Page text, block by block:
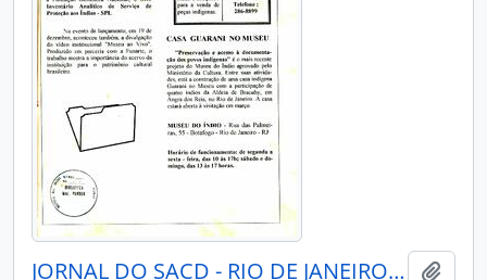
JORNAL DO SACD - RIO DE JANEIRO MUSEU DO ÍNDIO - 1996 - Nº03